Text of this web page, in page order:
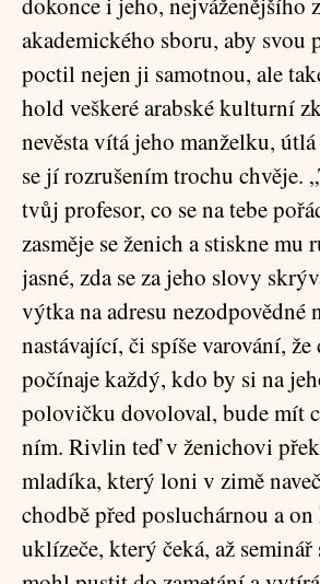
akademického sboru, aby svou
poctil nejen ji samotnou, ale
hold veškeré arabské kulturní
nevěsta vítá jeho manželku,
se jí rozrušením trochu chvěje.
tvůj profesor, co se na tebe
zasměje se ženich a stiskne mu
jasné, zda se za jeho slovy
výtka na adresu nezodpovědné
nastávající, či spíše varování,
počínaje každý, kdo by si na
polovičku dovoloval, bude mít
ním. Rivlin teď v ženichovi
mladíka, který loni v zimě
chodbě před posluchárnou a on
uklízeče, který čeká, až seminář